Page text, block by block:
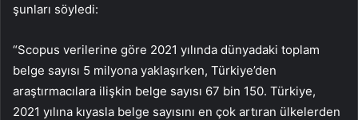
şunları söyledi:
“Scopus verilerine göre 2021 yılında dünyadaki toplam
belge sayısı 5 milyona yaklaşırken, Türkiye’den
araştırmacılara ilişkin belge sayısı 67 bin 150. Türkiye,
2021 yılına kıyasla belge sayısını en çok artıran ülkelerden